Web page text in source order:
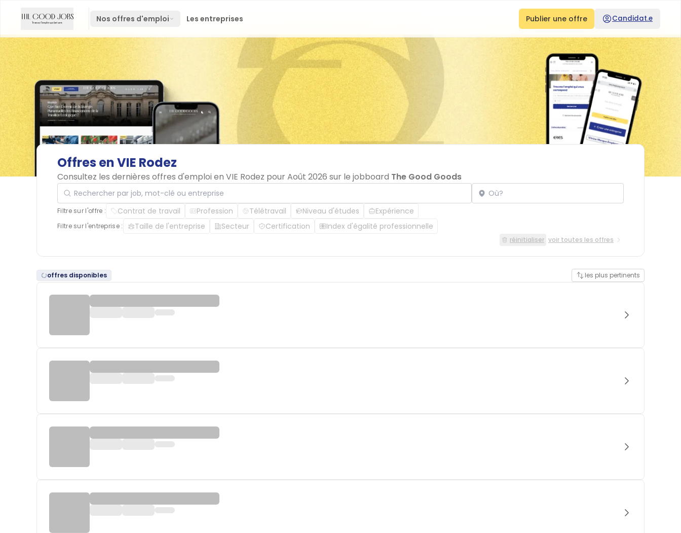
Nos offres d'emploi Les entreprises Publier une offre Candidat.e
Offres enVIE Rodez
Consultez les dernières offres d'emploi en VIE Rodez pour Août 2026 sur le jobboard The Good Goods
Rechercher par job, mot-clé ou entreprise Localisation
Filtre sur l'offre : Contrat de travail Profession Télétravail Niveau d'études Expérience
Filtre sur l'entreprise : Taille de l'entreprise Secteur Certification Index d'égalité professionnelle
réinitialiser voir toutes les offres
offres disponibles les plus pertinents